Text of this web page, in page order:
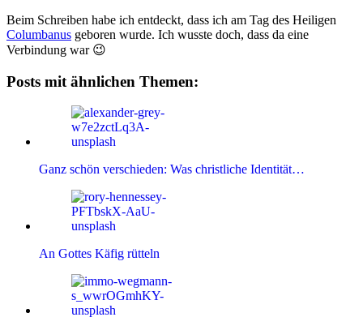
Beim Schreiben habe ich entdeckt, dass ich am Tag des Heiligen
Columbanus geboren wurde. Ich wusste doch, dass da eine
Verbindung war 😉
Posts mit ähnlichen Themen:
Ganz schön verschieden: Was christliche Identität…
An Gottes Käfig rütteln